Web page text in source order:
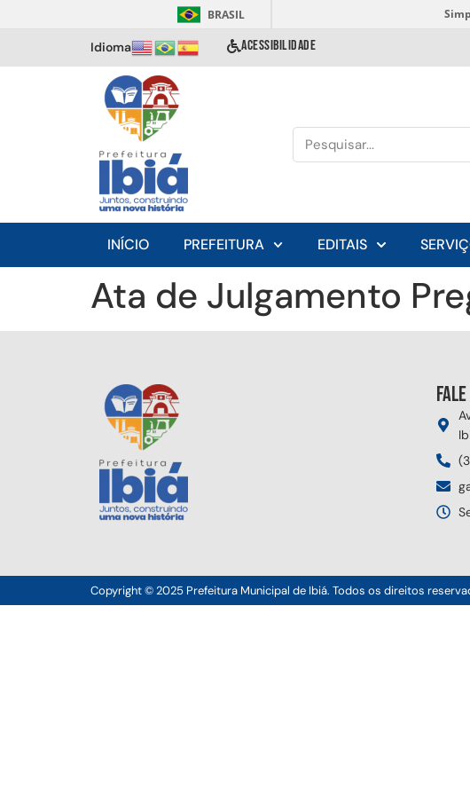
BRASIL
Idioma ACESSIBILIDADE
INÍCIO PREFEITURA EDITAIS
Ata de Julgamento
Copyright © 2025 Prefeitura Municipal de Ibiá. Todos os direitos